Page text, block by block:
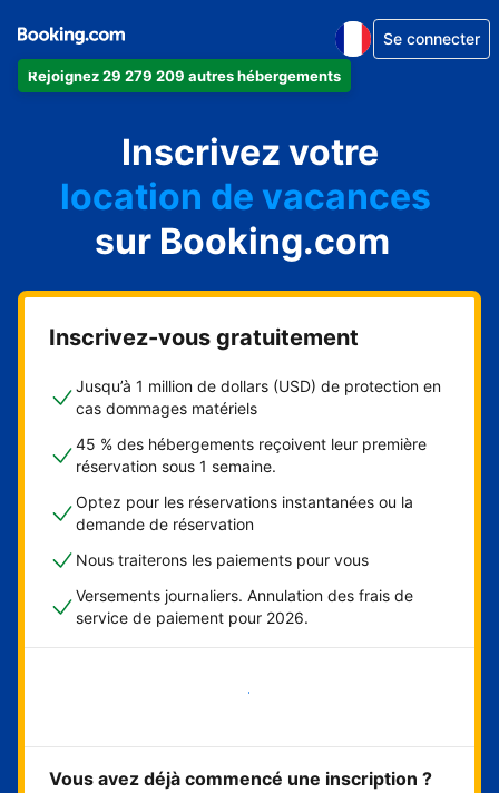
Rejoignez 29 279 209 autres hébergements
Se connecter
Inscrivez votre
appartement
hôtel
location de vacances
auberge de jeunesse
chambre d'hôtes
sur Booking.com
Inscrivez-vous gratuitement
Jusqu’à 1 million de dollars (USD) de protection en
cas dommages matériels
45 % des hébergements reçoivent leur première
réservation sous 1 semaine.
Optez pour les réservations instantanées ou la
demande de réservation
Nous traiterons les paiements pour vous
Versements journaliers. Annulation des frais de
service de paiement pour 2026.
Démarrer maintenant
Vous avez déjà commencé une inscription ?